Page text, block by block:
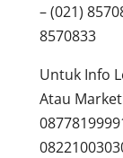
–
8570833
Untuk Info
Atau